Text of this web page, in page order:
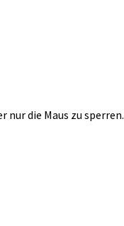
die Maus zu sperren.